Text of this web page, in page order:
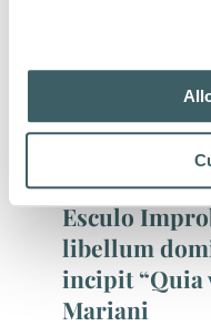
ISBN 978-88-7013-134-5
Tom.
Esculo
libellum
incipit “Quia
Mariani